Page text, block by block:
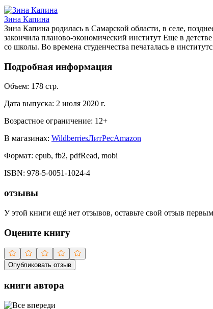
Зина Капина
Зина Капина родилась в Самарской области, в селе,
закончила планово-экономический институт Еще в
со школы. Во времена студенчества печаталась в
Подробная информация
Объем: 178 стр.
Дата выпуска: 2 июля 2020 г.
Возрастное ограничение: 12+
В магазинах: WildberriesЛитРесAmazon
Формат: epub, fb2, pdfRead, mobi
ISBN: 978-5-0051-1024-4
отзывы
У этой книги ещё нет отзывов, оставьте свой отзыв
Оцените книгу
Опубликовать отзыв
книги автора